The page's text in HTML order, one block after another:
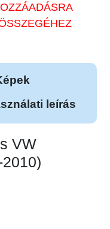
leírás
VW